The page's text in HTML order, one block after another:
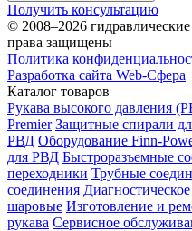
Получить консультацию
© 2008–2026
права защищены
Политика
Разработка сайта Web-Сфера
Каталог товаров
Рукава высокого давления
Premier Защитные спирали
РВД Оборудование Finn-
для РВД Быстроразъемные
переходники Трубные
соединения
шаровые Изготовление и
рукава Сервисное